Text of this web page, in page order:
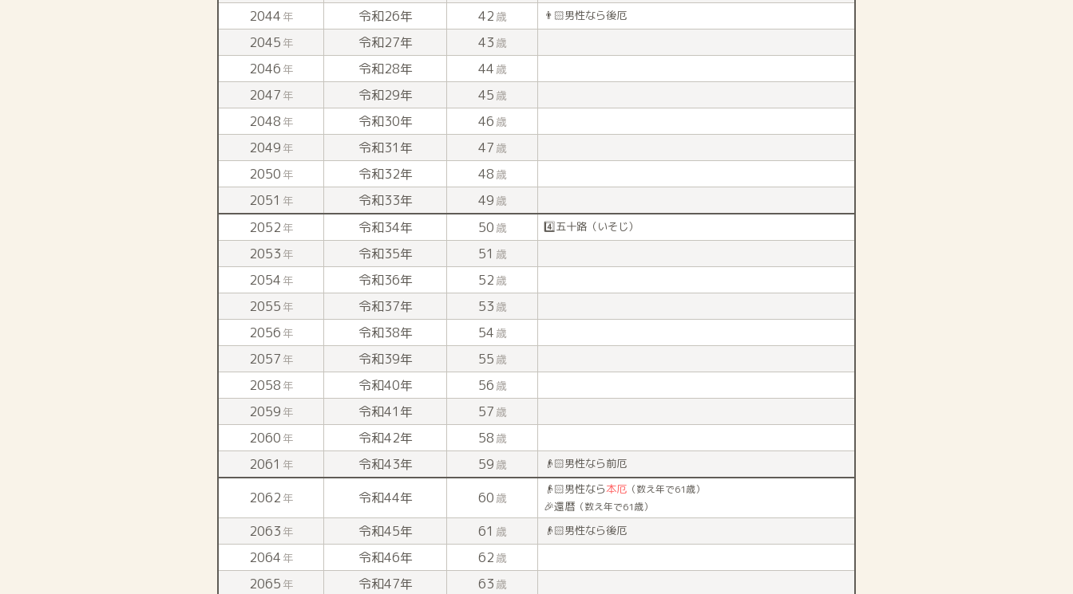
2044 年 令和26年 42 歳 👨🏻男性なら後厄
2045 年 令和27年 43 歳
2046 年 令和28年 44 歳
2047 年 令和29年 45 歳
2048 年 令和30年 46 歳
2049 年 令和31年 47 歳
2050 年 令和32年 48 歳
2051 年 令和33年 49 歳
2052 年 令和34年 50 歳 4️⃣五十路（いそじ）
2053 年 令和35年 51 歳
2054 年 令和36年 52 歳
2055 年 令和37年 53 歳
2056 年 令和38年 54 歳
2057 年 令和39年 55 歳
2058 年 令和40年 56 歳
2059 年 令和41年 57 歳
2060 年 令和42年 58 歳
2061 年 令和43年 59 歳 👴🏻男性なら前厄
2062 年 令和44年 60 歳
👴🏻男性なら本厄（数え年で61歳）
🎉還暦（数え年で61歳）
2063 年 令和45年 61 歳 👴🏻男性なら後厄
2064 年 令和46年 62 歳
2065 年 令和47年 63 歳